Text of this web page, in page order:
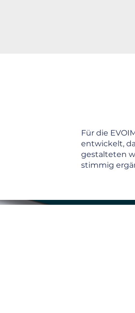
Für die
entwickelt,
gestalteten
stimmig